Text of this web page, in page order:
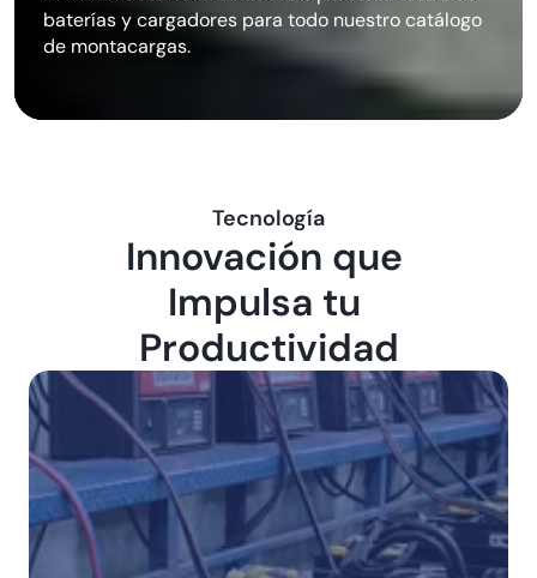
baterías y cargadores para todo nuestro catálogo
de montacargas.
Tecnología
Innovación que
Impulsa tu
Productividad